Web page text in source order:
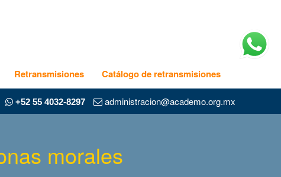
Retransmisiones Catálogo de retransmisiones
+52 55 4032-8297 administracion@academo.org.mx
morales